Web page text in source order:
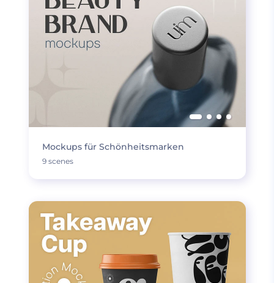
Mockups für Schönheitsmarken
9 scenes